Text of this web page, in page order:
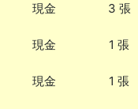
現金 3 張
現金 1 張
現金 1 張